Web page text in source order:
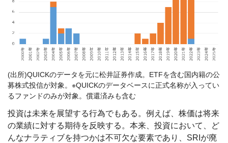
(出所)QUICKのデータを元に松井証券作成。ETFを含む国内籍の公
募株式投信が対象。※QUICKのデータベースに正式名称が入ってい
るファンドのみが対象。償還済みも含む
投資は未来を展望する行為でもある。例えば、株価は将来
の業績に対する期待を反映する。本来、投資において、ど
んなナラティブを持つかは不可欠な要素であり、SRIが廃